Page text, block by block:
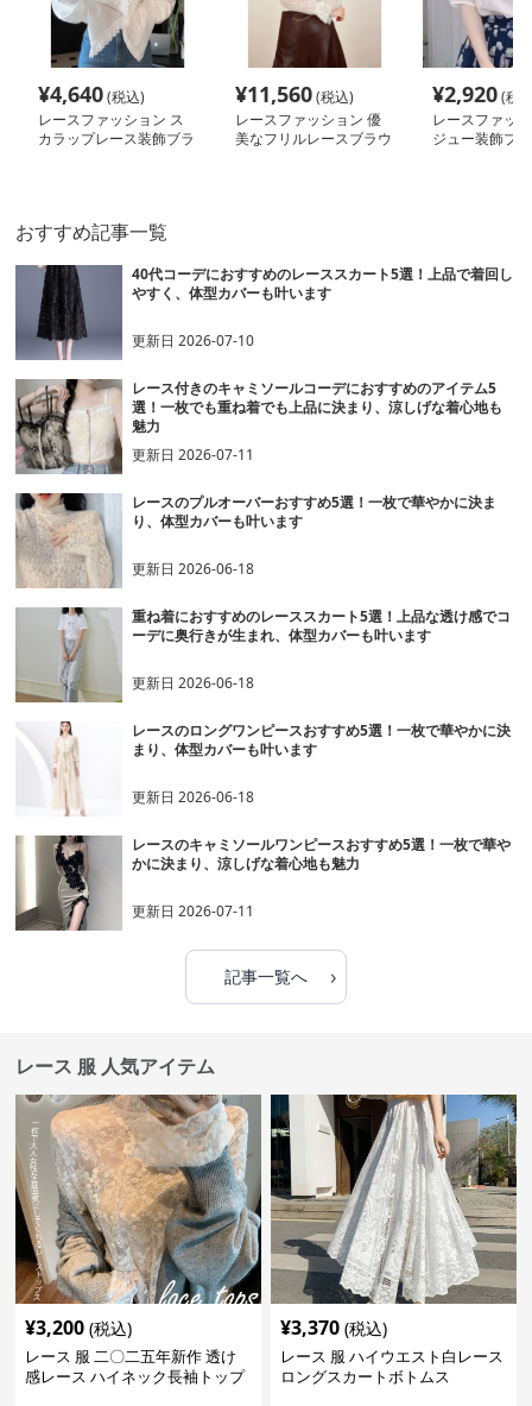
¥4,640(税込)
レースファッション ス
カラップレース装飾ブラ
¥11,560(税込)
レースファッション 優
美なフリルレースブラウ
¥2,920(税
レースファッ
ジュー装飾プ
おすすめ記事一覧
40代コーデにおすすめのレーススカート5選！上品で着回し
やすく、体型カバーも叶います
更新日2026-07-10
レース付きのキャミソールコーデにおすすめのアイテム5
選！一枚でも重ね着でも上品に決まり、涼しげな着心地も
魅力
更新日2026-07-11
レースのプルオーバーおすすめ5選！一枚で華やかに決ま
り、体型カバーも叶います
更新日2026-06-18
重ね着におすすめのレーススカート5選！上品な透け感でコ
ーデに奥行きが生まれ、体型カバーも叶います
更新日2026-06-18
レースのロングワンピースおすすめ5選！一枚で華やかに決
まり、体型カバーも叶います
更新日2026-06-18
レースのキャミソールワンピースおすすめ5選！一枚で華や
かに決まり、涼しげな着心地も魅力
更新日2026-07-11
記事一覧へ ›
レース 服 人気アイテム
¥3,200 (税込)
レース 服 二〇二五年新作 透け
感レース ハイネック長袖トップ
¥3,370 (税込)
レース 服 ハイウエスト白レース
ロングスカートボトムス